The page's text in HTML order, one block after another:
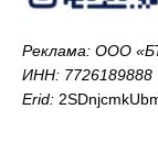
Реклама: ООО
ИНН: 7726189888
Erid: